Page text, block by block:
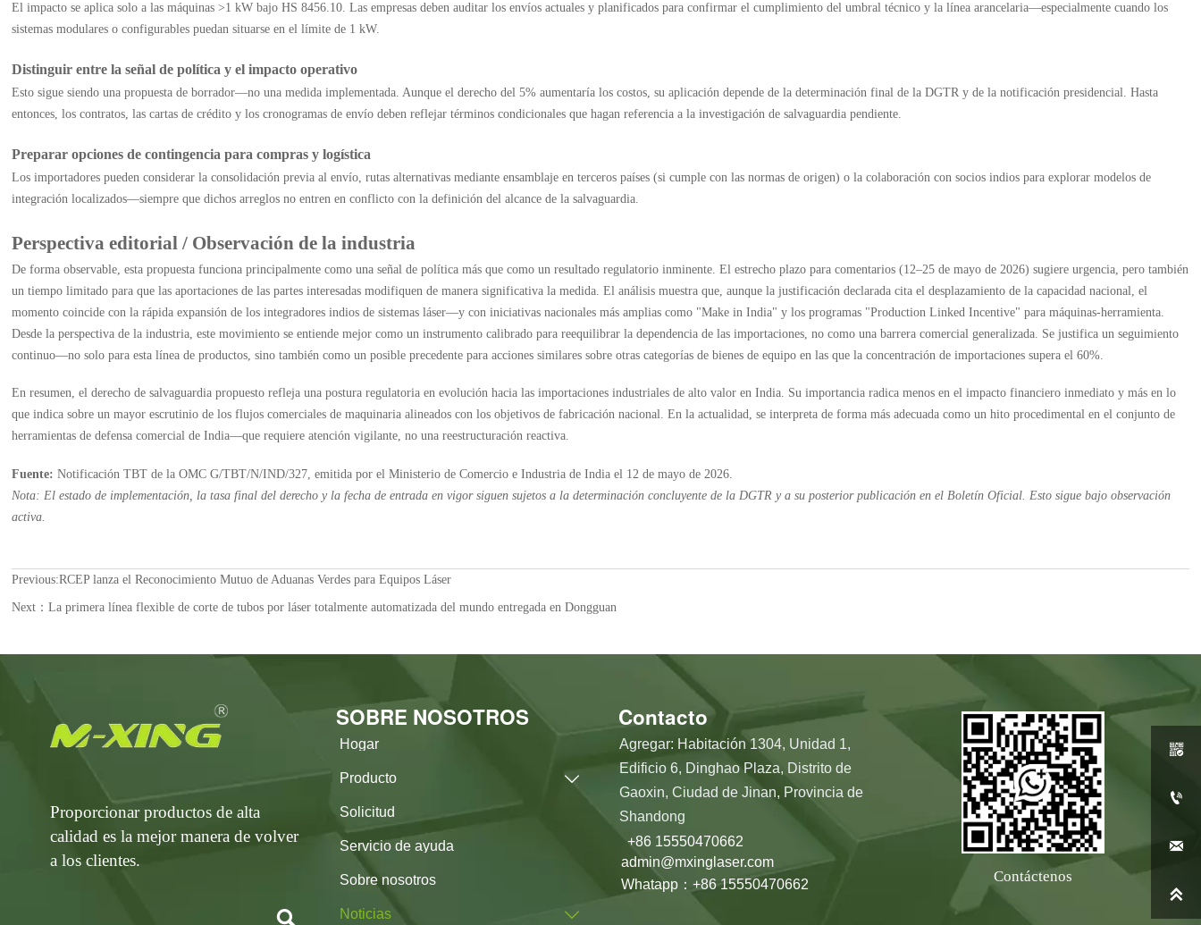
El impacto se aplica solo a las máquinas >1 kW bajo HS 8456.10. Las empresas deben auditar los envíos actuales y planificados para confirmar el cumplimiento del umbral técnico y la línea arancelaria—especialmente cuando los
sistemas modulares o configurables puedan situarse en el límite de 1 kW.
Distinguir entre la señal de política y el impacto operativo
Esto sigue siendo una propuesta de borrador—no una medida implementada. Aunque el derecho del 5% aumentaría los costos, su aplicación depende de la determinación final de la DGTR y de la notificación presidencial. Hasta
entonces, los contratos, las cartas de crédito y los cronogramas de envío deben reflejar términos condicionales que hagan referencia a la investigación de salvaguardia pendiente.
Preparar opciones de contingencia para compras y logística
Los importadores pueden considerar la consolidación previa al envío, rutas alternativas mediante ensamblaje en terceros países (si cumple con las normas de origen) o la colaboración con socios indios para explorar modelos de
integración localizados—siempre que dichos arreglos no entren en conflicto con la definición del alcance de la salvaguardia.
Perspectiva editorial / Observación de la industria
De forma observable, esta propuesta funciona principalmente como una señal de política más que como un resultado regulatorio inminente. El estrecho plazo para comentarios (12–25 de mayo de 2026) sugiere urgencia, pero también
un tiempo limitado para que las aportaciones de las partes interesadas modifiquen de manera significativa la medida. El análisis muestra que, aunque la justificación declarada cita el desplazamiento de la capacidad nacional, el
momento coincide con la rápida expansión de los integradores indios de sistemas láser—y con iniciativas nacionales más amplias como "Make in India" y los programas "Production Linked Incentive" para máquinas-herramienta.
Desde la perspectiva de la industria, este movimiento se entiende mejor como un instrumento calibrado para reequilibrar la dependencia de las importaciones, no como una barrera comercial generalizada. Se justifica un seguimiento
continuo—no solo para esta línea de productos, sino también como un posible precedente para acciones similares sobre otras categorías de bienes de equipo en las que la concentración de importaciones supera el 60%.
En resumen, el derecho de salvaguardia propuesto refleja una postura regulatoria en evolución hacia las importaciones industriales de alto valor en India. Su importancia radica menos en el impacto financiero inmediato y más en lo
que indica sobre un mayor escrutinio de los flujos comerciales de maquinaria alineados con los objetivos de fabricación nacional. En la actualidad, se interpreta de forma más adecuada como un hito procedimental en el conjunto de
herramientas de defensa comercial de India—que requiere atención vigilante, no una reestructuración reactiva.
Fuente: Notificación TBT de la OMC G/TBT/N/IND/327, emitida por el Ministerio de Comercio e Industria de India el 12 de mayo de 2026.
Nota: El estado de implementación, la tasa final del derecho y la fecha de entrada en vigor siguen sujetos a la determinación concluyente de la DGTR y a su posterior publicación en el Boletín Oficial. Esto sigue bajo observación
activa.
Previous:RCEP lanza el Reconocimiento Mutuo de Aduanas Verdes para Equipos Láser
Next：La primera línea flexible de corte de tubos por láser totalmente automatizada del mundo entregada en Dongguan
Proporcionar productos de alta
calidad es la mejor manera de volver
a los clientes.

SOBRE NOSOTROS
Hogar
Producto 
Solicitud
Servicio de ayuda
Sobre nosotros
Noticias 
Contacto
Agregar: Habitación 1304, Unidad 1,
Edificio 6, Dinghao Plaza, Distrito de
Gaoxin, Ciudad de Jinan, Provincia de
Shandong
+86 15550470662
admin@mxinglaser.com
Whatapp：+86 15550470662
Contáctenos



